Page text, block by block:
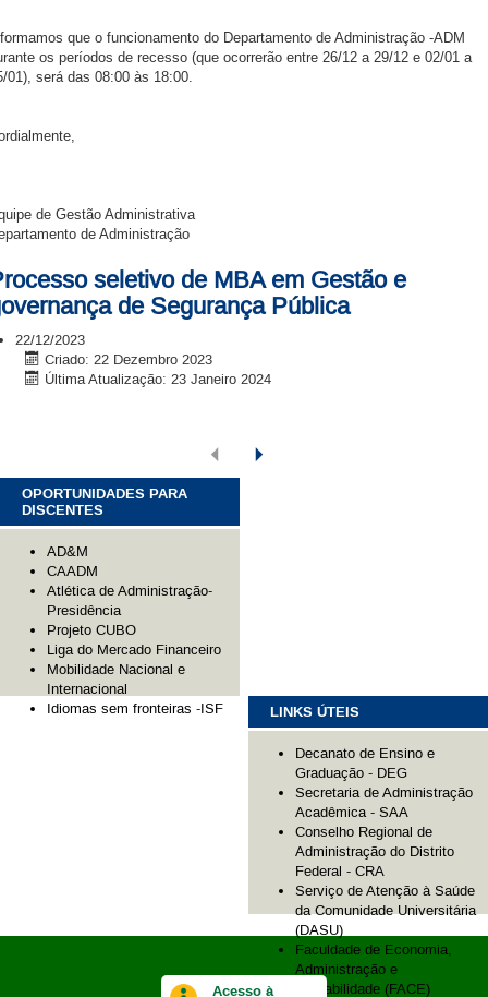
que o funcionamento do Departamento de Administração -ADM
os períodos de recesso (que ocorrerão entre 26/12 a 29/12 e 02/01 a
01), será das 08:00 às 18:00.
de Gestão Administrativa
de Administração
seletivo de MBA em Gestão e
de Segurança Pública
22/12/2023
Criado: 22 Dezembro 2023
Última Atualização: 23 Janeiro 2024
OPORTUNIDADES PARA
DISCENTES
AD&M
CAADM
Atlética de Administração-
Presidência
Projeto CUBO
Liga do Mercado Financeiro
Mobilidade Nacional e
Internacional
Idiomas sem fronteiras -ISF
LINKS ÚTEIS
Decanato de Ensino e
Graduação - DEG
Secretaria de Administração
Acadêmica - SAA
Conselho Regional de
Administração do Distrito
Federal - CRA
Serviço de Atenção à Saúde
da Comunidade Universitária
(DASU)
Faculdade de Economia,
Administração e
Contabilidade (FACE)
Acesso à